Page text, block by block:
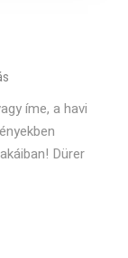
íme, a havi
Dürer